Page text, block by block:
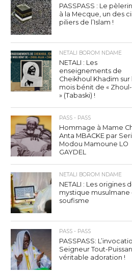
PASSPASS : Le
à la Mecque, un des
piliers de l’Islam !
NETALI BOROM NDAME
NETALI : Les
enseignements de
Cheikhoul Khadim sur
mois bénit de «
» (Tabaski) !
PASS - PASS
Hommage à Mame
Anta MBACKE par
Modou Mamoune LO
GAYDEL
NETALI BOROM NDAME
NETALI : Les origines
mystique musulmane
soufisme
PASS - PASS
PASSPASS:
Seigneur Tout-
véritable adoration !